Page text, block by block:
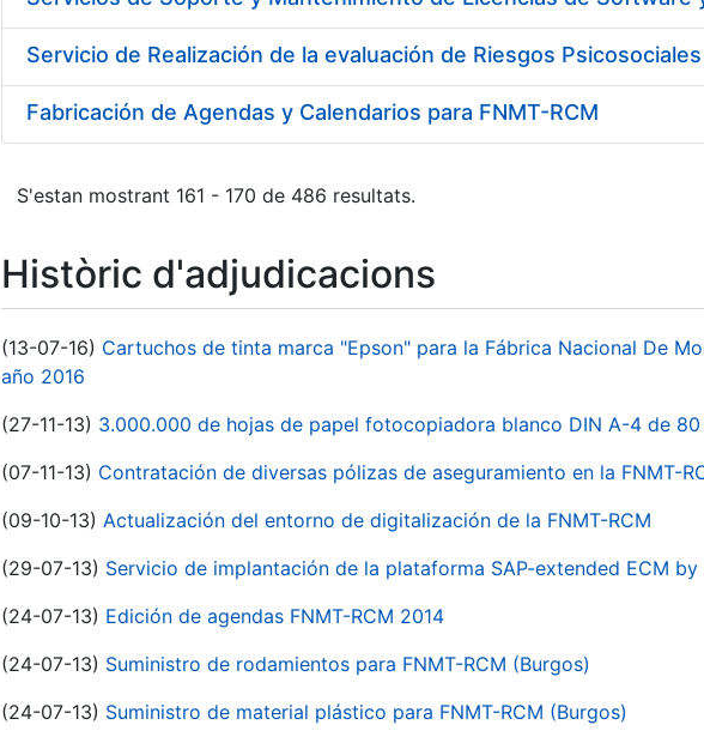
Fabricación de Agendas y Calendarios para FNMT-RCM
S'estan mostrant 161 - 170 de 486 resultats.
Històric d'adjudicacions
(13-07-16) Cartuchos de tinta marca "Epson" para la Fábrica Nacional De
año 2016
(27-11-13) 3.000.000 de hojas de papel fotocopiadora blanco DIN A-4 de 80
(07-11-13) Contratación de diversas pólizas de aseguramiento en la FNMT-
(09-10-13) Actualización del entorno de digitalización de la FNMT-RCM
(29-07-13) Servicio de implantación de la plataforma SAP-extended ECM by
(24-07-13) Edición de agendas FNMT-RCM 2014
(24-07-13) Suministro de rodamientos para FNMT-RCM (Burgos)
(24-07-13) Suministro de material plástico para FNMT-RCM (Burgos)